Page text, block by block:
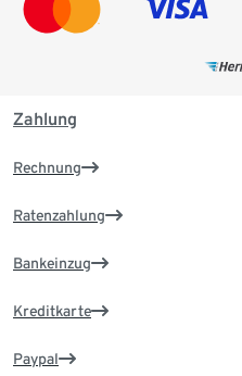
Zahlung
Rechnung
Ratenzahlung
Bankeinzug
Kreditkarte
Paypal